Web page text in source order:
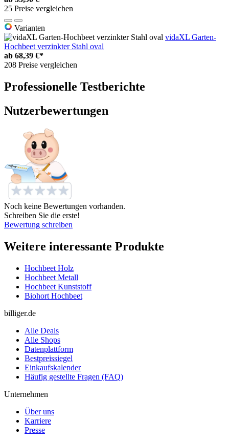
25 Preise vergleichen
Varianten
vidaXL Garten-
Hochbeet verzinkter Stahl oval
ab 68,39 €*
208 Preise vergleichen
Professionelle Testberichte
Nutzerbewertungen
Noch keine Bewertungen vorhanden.
Schreiben Sie die erste!
Bewertung schreiben
Weitere interessante Produkte
Hochbeet Holz
Hochbeet Metall
Hochbeet Kunststoff
Biohort Hochbeet
billiger.de
Alle Deals
Alle Shops
Datenplattform
Bestpreissiegel
Einkaufskalender
Häufig gestellte Fragen (FAQ)
Unternehmen
Über uns
Karriere
Presse